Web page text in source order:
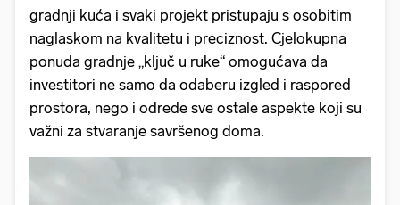
gradnji kuća i svaki projekt pristupaju s osobitim
naglaskom na kvalitetu i preciznost. Cjelokupna
ponuda gradnje „ključ u ruke“ omogućava da
investitori ne samo da odaberu izgled i raspored
prostora, nego i odrede sve ostale aspekte koji su
važni za stvaranje savršenog doma.